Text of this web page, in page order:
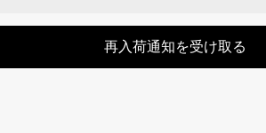
Cartier
ETERNITY
エタニティ
再入荷通知を受け取る